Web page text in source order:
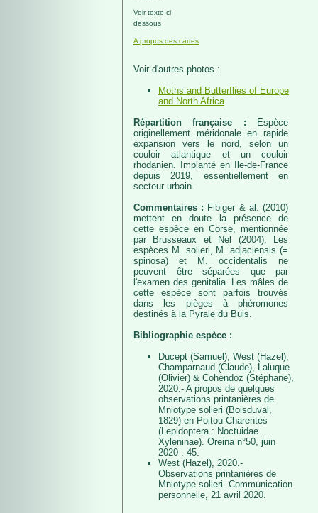
Voir texte ci-
dessous
A propos des cartes
Voir d'autres photos :
Moths and Butterflies of Europe
and North Africa
Répartition française :
Espèce
originellement méridonale en rapide
expansion vers le nord, selon un
couloir atlantique et un couloir
rhodanien. Implanté en Ile-de-France
depuis 2019, essentiellement en
secteur urbain.
Commentaires : Fibiger & al. (2010)
mettent en doute la présence de
cette espèce en Corse, mentionnée
par Brusseaux et Nel (2004). Les
espèces M. solieri, M. adjaciensis (=
spinosa) et M. occidentalis ne
peuvent être séparées que par
l'examen des genitalia. Les mâles de
cette espèce sont parfois trouvés
dans les pièges à phéromones
destinés à la Pyrale du Buis.
Bibliographie espèce :
Ducept (Samuel), West (Hazel),
Champarnaud (Claude), Laluque
(Olivier) & Cohendoz (Stéphane),
2020.- A propos de quelques
observations printanières de
Mniotype solieri (Boisduval,
1829) en Poitou-Charentes
(Lepidoptera : Noctuidae
Xyleninae). Oreina n°50, juin
2020 : 45.
West (Hazel), 2020.-
Observations printanières de
Mniotype solieri. Communication
personnelle, 21 avril 2020.